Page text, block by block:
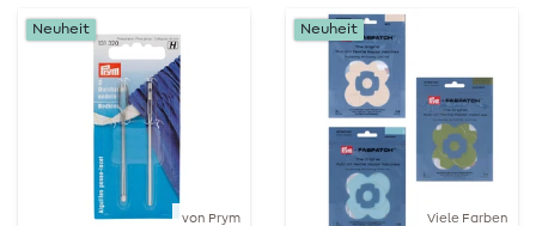
von Prym
Neuheit
Viele Farben
Neuheit